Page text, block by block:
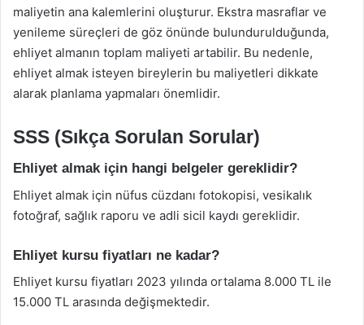
maliyetin ana kalemlerini oluşturur. Ekstra masraflar ve
yenileme süreçleri de göz önünde bulundurulduğunda,
ehliyet almanın toplam maliyeti artabilir. Bu nedenle,
ehliyet almak isteyen bireylerin bu maliyetleri dikkate
alarak planlama yapmaları önemlidir.
SSS (Sıkça Sorulan Sorular)
Ehliyet almak için hangi belgeler gereklidir?
Ehliyet almak için nüfus cüzdanı fotokopisi, vesikalık
fotoğraf, sağlık raporu ve adli sicil kaydı gereklidir.
Ehliyet kursu fiyatları ne kadar?
Ehliyet kursu fiyatları 2023 yılında ortalama 8.000 TL ile
15.000 TL arasında değişmektedir.